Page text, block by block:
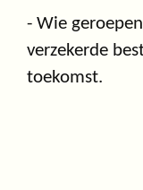
- Wie
verzekerde
toekomst.